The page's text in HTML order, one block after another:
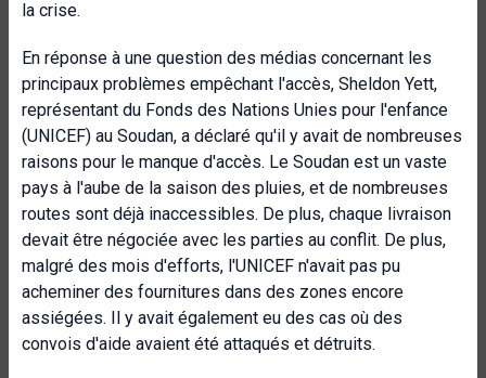
la crise.
En réponse à une question des médias concernant les
principaux problèmes empêchant l'accès, Sheldon Yett,
représentant du Fonds des Nations Unies pour l'enfance
(UNICEF) au Soudan, a déclaré qu'il y avait de nombreuses
raisons pour le manque d'accès. Le Soudan est un vaste
pays à l'aube de la saison des pluies, et de nombreuses
routes sont déjà inaccessibles. De plus, chaque livraison
devait être négociée avec les parties au conflit. De plus,
malgré des mois d'efforts, l'UNICEF n'avait pas pu
acheminer des fournitures dans des zones encore
assiégées. Il y avait également eu des cas où des
convois d'aide avaient été attaqués et détruits.